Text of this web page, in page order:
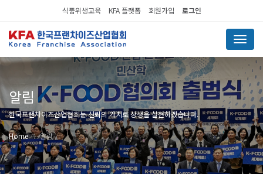
식품위생교육 KFA 플랫폼 회원가입 로그인
Menu
알림
한국프랜차이즈산업협회는 신뢰의 가치로 상생을 실현하겠습니다.
Home 알림